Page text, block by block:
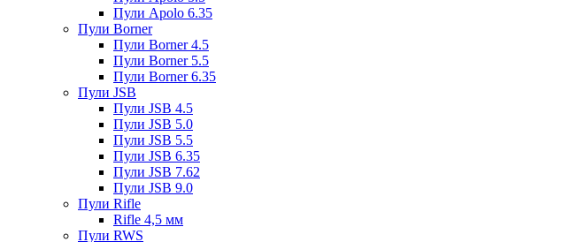
Пули Apolo 6.35
Пули Borner
Пули Borner 4.5
Пули Borner 5.5
Пули Borner 6.35
Пули JSB
Пули JSB 4.5
Пули JSB 5.0
Пули JSB 5.5
Пули JSB 6.35
Пули JSB 7.62
Пули JSB 9.0
Пули Rifle
Rifle 4,5 мм
Пули RWS